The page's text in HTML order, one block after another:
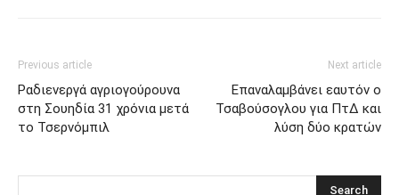
Previous article
Ραδιενεργά αγριογούρουνα
στη Σουηδία 31 χρόνια μετά
το Τσερνόμπιλ
Next article
Επαναλαμβάνει εαυτόν ο
Τσαβούσογλου για ΠτΔ και
λύση δύο κρατών